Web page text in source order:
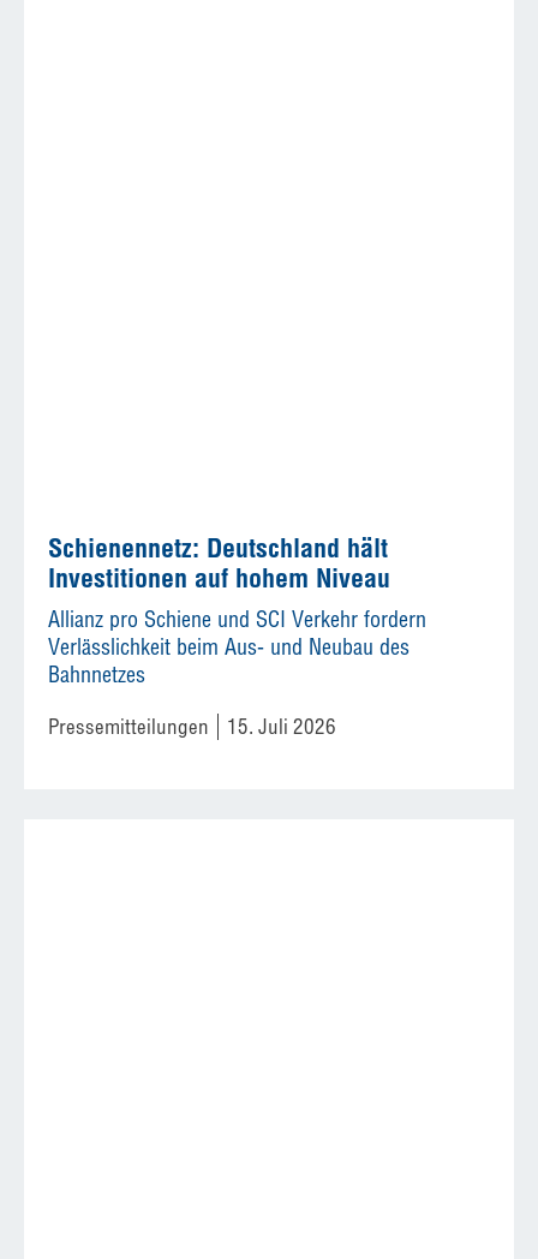
Schienennetz: Deutschland hält
Investitionen auf hohem Niveau
Allianz pro Schiene und SCI Verkehr fordern
Verlässlichkeit beim Aus- und Neubau des
Bahnnetzes
Pressemitteilungen 15. Juli 2026